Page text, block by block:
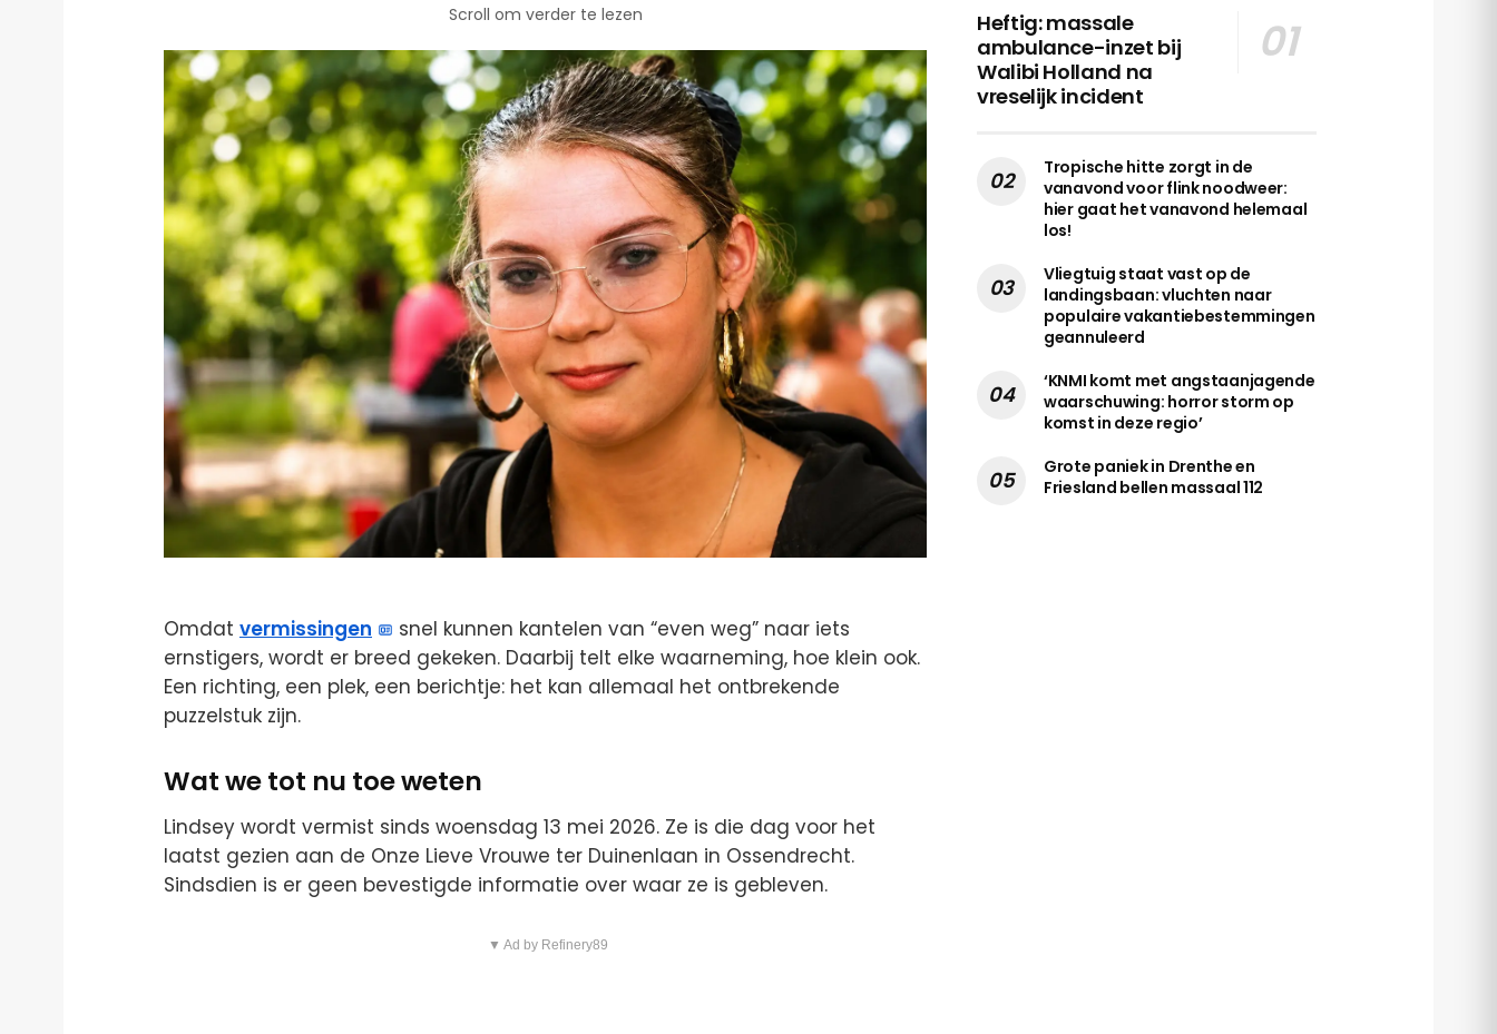
Scroll om verder te lezen
Omdat vermissingen
snel kunnen kantelen van “even weg” naar iets
ernstigers, wordt er breed gekeken. Daarbij telt elke waarneming, hoe klein ook.
Een richting, een plek, een berichtje: het kan allemaal het ontbrekende
puzzelstuk zijn.
Wat we tot nu toe weten
Lindsey wordt vermist sinds woensdag 13 mei 2026. Ze is die dag voor het
laatst gezien aan de Onze Lieve Vrouwe ter Duinenlaan in Ossendrecht.
Sindsdien is er geen bevestigde informatie over waar ze is gebleven.
▼ Ad by Refinery89
Heftig: massale
ambulance-inzet bij
Walibi Holland na
vreselijk incident
Tropische hitte zorgt in de
vanavond voor flink noodweer:
hier gaat het vanavond helemaal
los!
Vliegtuig staat vast op de
landingsbaan: vluchten naar
populaire vakantiebestemmingen
geannuleerd
‘KNMI komt met angstaanjagende
waarschuwing: horror storm op
komst in deze regio’
Grote paniek in Drenthe en
Friesland bellen massaal 112